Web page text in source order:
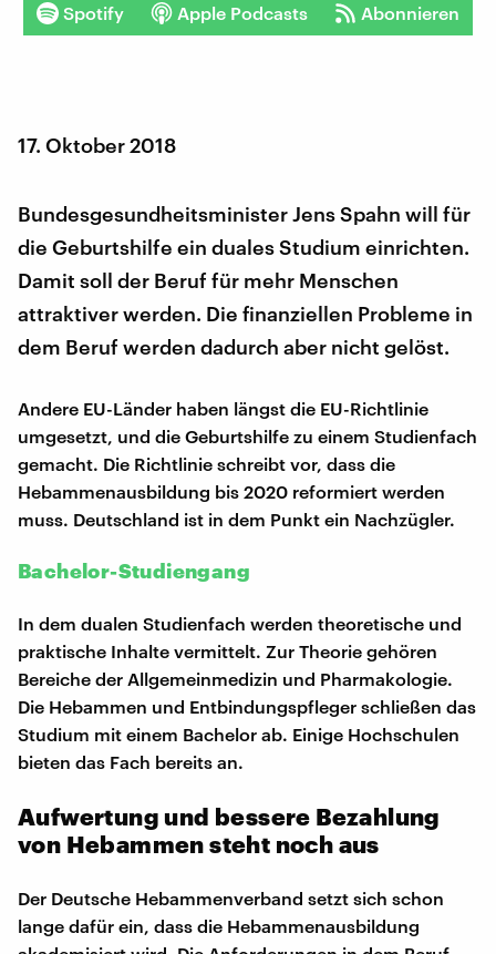
Spotify Apple Podcasts Abonnieren
17. Oktober 2018
Bundesgesundheitsminister Jens Spahn will für
die Geburtshilfe ein duales Studium einrichten.
Damit soll der Beruf für mehr Menschen
attraktiver werden. Die finanziellen Probleme in
dem Beruf werden dadurch aber nicht gelöst.
Andere EU-Länder haben längst die EU-Richtlinie
umgesetzt, und die Geburtshilfe zu einem Studienfach
gemacht. Die Richtlinie schreibt vor, dass die
Hebammenausbildung bis 2020 reformiert werden
muss. Deutschland ist in dem Punkt ein Nachzügler.
Bachelor-Studiengang
In dem dualen Studienfach werden theoretische und
praktische Inhalte vermittelt. Zur Theorie gehören
Bereiche der Allgemeinmedizin und Pharmakologie.
Die Hebammen und Entbindungspfleger schließen das
Studium mit einem Bachelor ab. Einige Hochschulen
bieten das Fach bereits an.
Aufwertung und bessere Bezahlung
von Hebammen steht noch aus
Der Deutsche Hebammenverband setzt sich schon
lange dafür ein, dass die Hebammenausbildung